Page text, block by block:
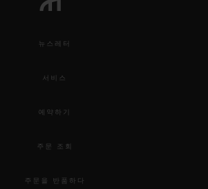
뉴스레터
서비스
예약하기
주문 조회
주문을 반품하다